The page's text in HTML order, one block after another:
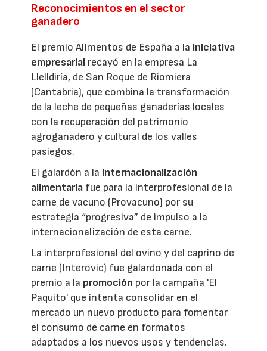
Reconocimientos en el sector
ganadero
El premio Alimentos de España a la iniciativa
empresarial recayó en la empresa La
Llelldiría, de San Roque de Riomiera
(Cantabria), que combina la transformación
de la leche de pequeñas ganaderías locales
con la recuperación del patrimonio
agroganadero y cultural de los valles
pasiegos.
El galardón a la internacionalización
alimentaria fue para la interprofesional de la
carne de vacuno (Provacuno) por su
estrategia “progresiva” de impulso a la
internacionalización de esta carne.
La interprofesional del ovino y del caprino de
carne (Interovic) fue galardonada con el
premio a la promoción por la campaña 'El
Paquito' que intenta consolidar en el
mercado un nuevo producto para fomentar
el consumo de carne en formatos
adaptados a los nuevos usos y tendencias.